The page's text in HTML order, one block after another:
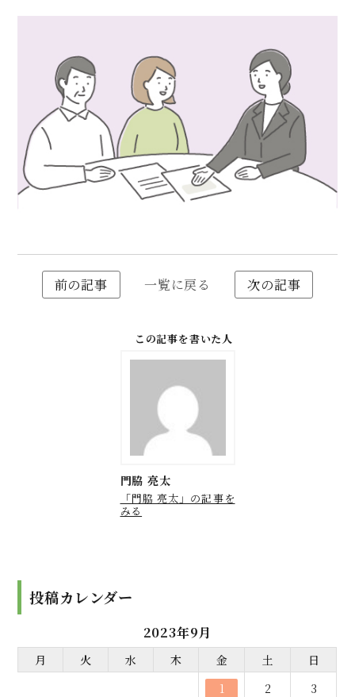
前の記事 一覧に戻る 次の記事
この記事を書いた人
門脇 亮太
「門脇 亮太」の記事を
みる
投稿カレンダー
2023年9月
月 火 水 木 金 土
日
1
2 3